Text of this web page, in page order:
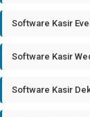
Software Kasir
Software Kasir
Software Kasir